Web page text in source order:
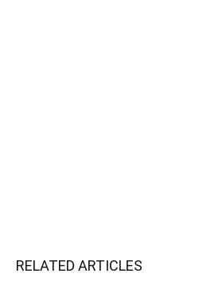
RELATED ARTICLES